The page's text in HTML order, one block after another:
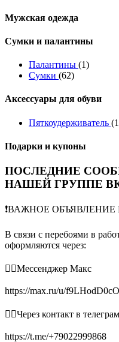
Мужская одежда
Сумки и палантины
Палантины (1)
Сумки (62)
Аксессуары для обуви
Пяткоудерживатель
Подарки и купоны
ПОСЛЕДНИЕ
НАШЕЙ ГРУППЕ
❗️ВАЖНОЕ
В связи с перебоями в
оформляются через:
👉🏻Мессенджер Макс
https://max.ru/u/
👉🏻Через контакт в
https://t.me/+79022999868